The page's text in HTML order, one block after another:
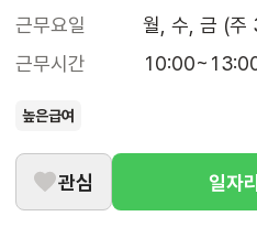
근무요일
월, 수, 금 (주
근무시간
높은급여
관심 일자